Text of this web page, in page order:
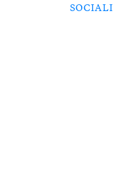
SOCIALI